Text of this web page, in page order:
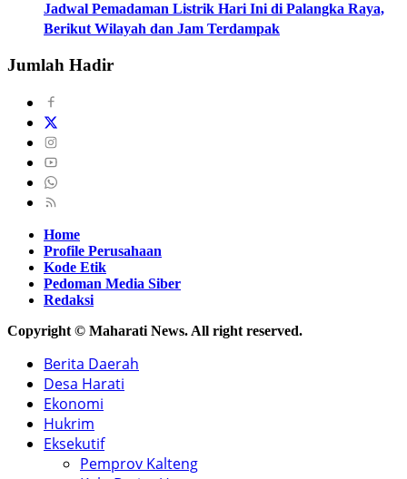
Jadwal Pemadaman Listrik Hari Ini di Palangka Raya,
Berikut Wilayah dan Jam Terdampak
Jumlah Hadir
Home
Profile Perusahaan
Kode Etik
Pedoman Media Siber
Redaksi
Copyright © Maharati News. All right reserved.
Berita Daerah
Desa Harati
Ekonomi
Hukrim
Eksekutif
Pemprov Kalteng